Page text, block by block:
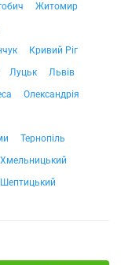
Житомир
Кривий Ріг
Луцьк
Львів
Олександрія
Тернопіль
Хмельницький
Шептицький